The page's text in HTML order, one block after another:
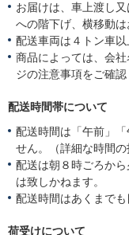
お届けは、車上渡し
への階下げ、横移動は
配送車両は４トン車以
商品によっては、会
ジの注意事項をご確認
配送時間帯について
配送時間は「午前」
せん。（詳細な時間の
配送は朝８時ごろか
は致しかねます。
配送時間はあくまでも
荷受けについて